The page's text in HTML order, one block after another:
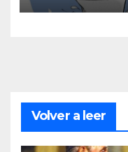
Volver a leer